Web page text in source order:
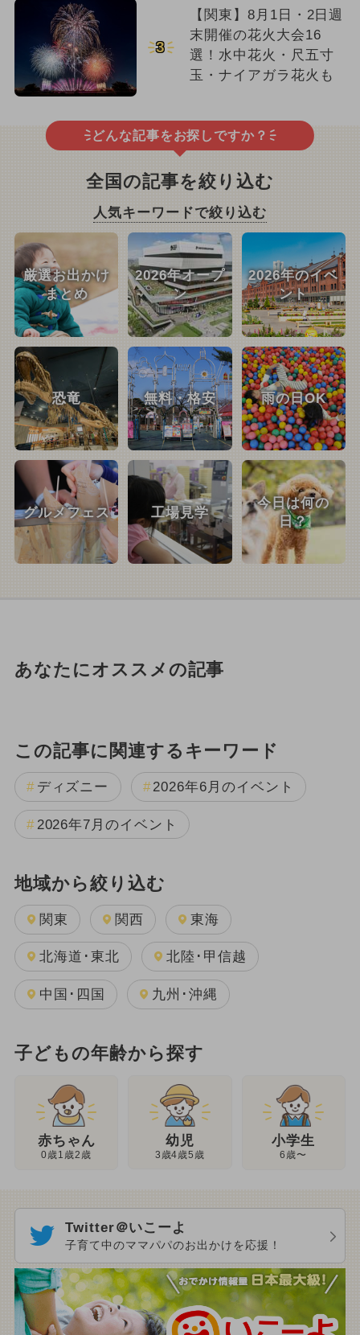
3
【関東】8月1日・2日週
末開催の花火大会16
選！水中花火・尺五寸
玉・ナイアガラ花火も
どんな記事をお探しですか？
全国の記事を絞り込む
人気キーワードで絞り込む
厳選お出かけ
まとめ
2026年オープ
ン
2026年のイベ
ント
恐竜 無料・格安 雨の日OK
グルメフェス 工場見学
今日は何の
日？
あなたにオススメの記事
この記事に関連するキーワード
ディズニー 2026年6月のイベント
2026年7月のイベント
地域から絞り込む
関東 関西 東海
北海道･東北 北陸･甲信越
中国･四国 九州･沖縄
子どもの年齢から探す
赤ちゃん
0歳1歳2歳
幼児
3歳4歳5歳
小学生
6歳〜
Twitter＠いこーよ
子育て中のママパパのお出かけを応援！